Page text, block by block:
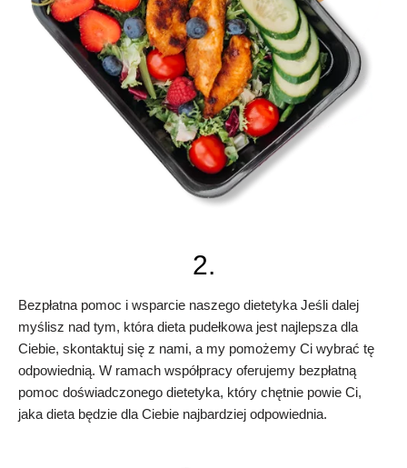
2.
Bezpłatna pomoc i wsparcie naszego dietetyka Jeśli dalej
myślisz nad tym, która dieta pudełkowa jest najlepsza dla
Ciebie, skontaktuj się z nami, a my pomożemy Ci wybrać tę
odpowiednią. W ramach współpracy oferujemy bezpłatną
pomoc doświadczonego dietetyka, który chętnie powie Ci,
jaka dieta będzie dla Ciebie najbardziej odpowiednia.